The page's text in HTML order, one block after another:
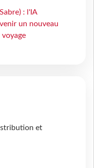
: l'IA
un nouveau
et